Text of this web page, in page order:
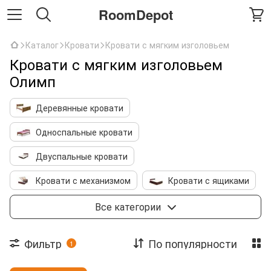
RoomDepot
Каталог Кровати Кровати с мягким изголовьем
Кровати с мягким изголовьем
Олимп
Деревянные кровати
Односпальные кровати
Двуспальные кровати
Кровати с механизмом
Кровати с ящиками
Детские кровати
Двухъярусные кровати
Кровати с мягким изголовьем
Каркасы
Все категории
Фильтр 1 По популярности